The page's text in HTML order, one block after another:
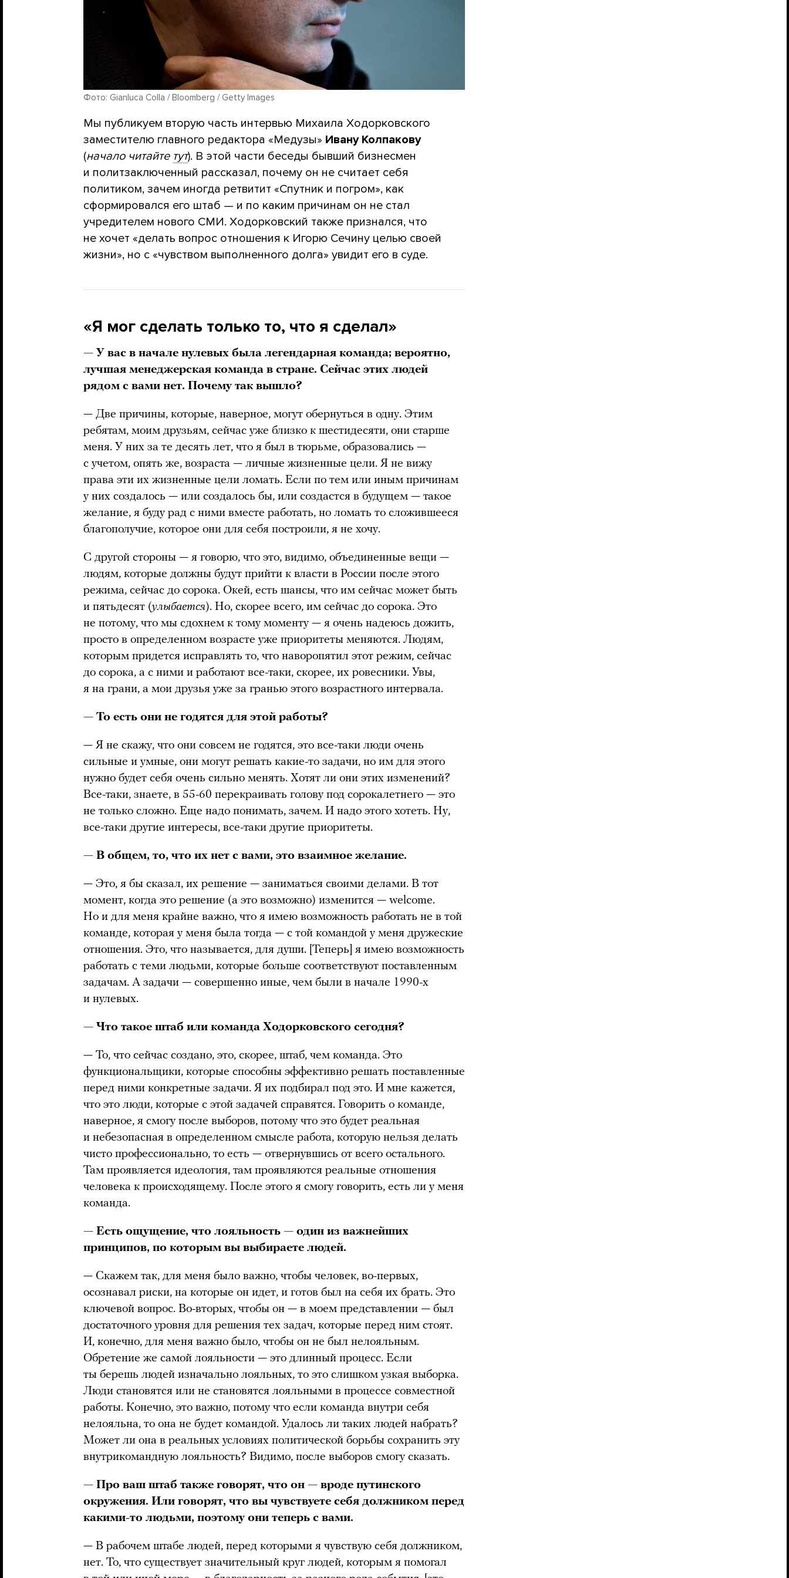
Фото: Gianluca Colla / Bloomberg / Getty Images
Мы публикуем вторую часть интервью Михаила Ходорковского
заместителю главного редактора «Медузы» Ивану Колпакову
(начало читайте тут). В этой части беседы бывший бизнесмен
и политзаключенный рассказал, почему он не считает себя
политиком, зачем иногда ретвитит «Спутник и погром», как
сформировался его штаб — и по каким причинам он не стал
учредителем нового СМИ. Ходорковский также признался, что
не хочет «делать вопрос отношения к Игорю Сечину целью своей
жизни», но с «чувством выполненного долга» увидит его в суде.
«Я мог сделать только то, что я сделал»
— У вас в начале нулевых была легендарная команда; вероятно,
лучшая менеджерская команда в стране. Сейчас этих людей
рядом с вами нет. Почему так вышло?
— Две причины, которые, наверное, могут обернуться в одну. Этим
ребятам, моим друзьям, сейчас уже близко к шестидесяти, они старше
меня. У них за те десять лет, что я был в тюрьме, образовались —
с учетом, опять же, возраста — личные жизненные цели. Я не вижу
права эти их жизненные цели ломать. Если по тем или иным причинам
у них создалось — или создалось бы, или создастся в будущем — такое
желание, я буду рад с ними вместе работать, но ломать то сложившееся
благополучие, которое они для себя построили, я не хочу.
С другой стороны — я говорю, что это, видимо, объединенные вещи —
людям, которые должны будут прийти к власти в России после этого
режима, сейчас до сорока. Окей, есть шансы, что им сейчас может быть
и пятьдесят (улыбается). Но, скорее всего, им сейчас до сорока. Это
не потому, что мы сдохнем к тому моменту — я очень надеюсь дожить,
просто в определенном возрасте уже приоритеты меняются. Людям,
которым придется исправлять то, что наворопятил этот режим, сейчас
до сорока, а с ними и работают все-таки, скорее, их ровесники. Увы,
я на грани, а мои друзья уже за гранью этого возрастного интервала.
— То есть они не годятся для этой работы?
— Я не скажу, что они совсем не годятся, это все-таки люди очень
сильные и умные, они могут решать какие-то задачи, но им для этого
нужно будет себя очень сильно менять. Хотят ли они этих изменений?
Все-таки, знаете, в 55-60 перекраивать голову под сорокалетнего — это
не только сложно. Еще надо понимать, зачем. И надо этого хотеть. Ну,
все-таки другие интересы, все-таки другие приоритеты.
— В общем, то, что их нет с вами, это взаимное желание.
— Это, я бы сказал, их решение — заниматься своими делами. В тот
момент, когда это решение (а это возможно) изменится — welcome.
Но и для меня крайне важно, что я имею возможность работать не в той
команде, которая у меня была тогда — с той командой у меня дружеские
отношения. Это, что называется, для души. [Теперь] я имею возможность
работать с теми людьми, которые больше соответствуют поставленным
задачам. А задачи — совершенно иные, чем были в начале 1990-х
и нулевых.
— Что такое штаб или команда Ходорковского сегодня?
— То, что сейчас создано, это, скорее, штаб, чем команда. Это
функциональщики, которые способны эффективно решать поставленные
перед ними конкретные задачи. Я их подбирал под это. И мне кажется,
что это люди, которые с этой задачей справятся. Говорить о команде,
наверное, я смогу после выборов, потому что это будет реальная
и небезопасная в определенном смысле работа, которую нельзя делать
чисто профессионально, то есть — отвернувшись от всего остального.
Там проявляется идеология, там проявляются реальные отношения
человека к происходящему. После этого я смогу говорить, есть ли у меня
команда.
— Есть ощущение, что лояльность — один из важнейших
принципов, по которым вы выбираете людей.
— Скажем так, для меня было важно, чтобы человек, во-первых,
осознавал риски, на которые он идет, и готов был на себя их брать. Это
ключевой вопрос. Во-вторых, чтобы он — в моем представлении — был
достаточного уровня для решения тех задач, которые перед ним стоят.
И, конечно, для меня важно было, чтобы он не был нелояльным.
Обретение же самой лояльности — это длинный процесс. Если
ты берешь людей изначально лояльных, то это слишком узкая выборка.
Люди становятся или не становятся лояльными в процессе совместной
работы. Конечно, это важно, потому что если команда внутри себя
нелояльна, то она не будет командой. Удалось ли таких людей набрать?
Может ли она в реальных условиях политической борьбы сохранить эту
внутрикомандную лояльность? Видимо, после выборов смогу сказать.
— Про ваш штаб также говорят, что он — вроде путинского
окружения. Или говорят, что вы чувствуете себя должником перед
какими-то людьми, поэтому они теперь с вами.
— В рабочем штабе людей, перед которыми я чувствую себя должником,
нет. То, что существует значительный круг людей, которым я помогал